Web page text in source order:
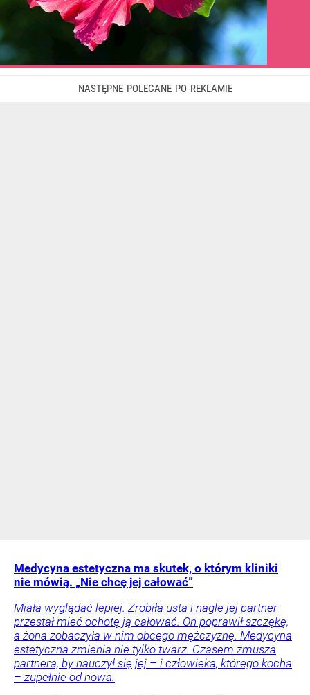
Medycyna estetyczna ma skutek, o którym kliniki
nie mówią. „Nie chcę jej całować”
Miała wyglądać lepiej. Zrobiła usta i nagle jej partner
przestał mieć ochotę ją całować. On poprawił szczękę,
a żona zobaczyła w nim obcego mężczyznę. Medycyna
estetyczna zmienia nie tylko twarz. Czasem zmusza
partnera, by nauczył się jej – i człowieka, którego kocha
– zupełnie od nowa.